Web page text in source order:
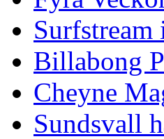
Billabong
Cheyne
Sundsvall